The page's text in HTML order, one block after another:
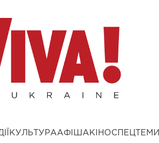
КУЛЬТУРААФІША КІНОСПЕЦТЕМИ